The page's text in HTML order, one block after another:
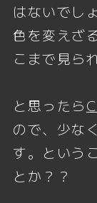
はないでし
色を変えざ
こまで見ら
と思ったら
ので、少な
す。という
とか？？